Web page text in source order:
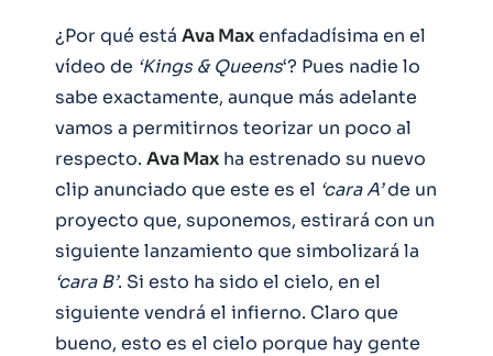
¿Por qué está Ava Maxenfadadísima en el
vídeo de ‘Kings & Queens‘? Pues nadie lo
sabe exactamente, aunque más adelante
vamos a permitirnos teorizar un poco al
respecto. Ava Max ha estrenado su nuevo
clip anunciado que este es el ‘cara A’de un
proyecto que, suponemos, estirará con un
siguiente lanzamiento que simbolizará la
‘cara B’. Si esto ha sido el cielo, en el
siguiente vendrá el infierno. Claro que
bueno, esto es el cielo porque hay gente